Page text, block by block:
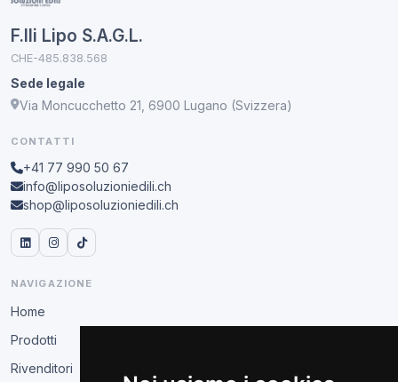
F.lli Lipo S.A.G.L.
CHE-485.838.568
Sede legale
Via Moncucchetto 21, 6900 Lugano (Svizzera)
CONTATTI
+41 77 990 50 67
info@liposoluzioniedili.ch
shop@liposoluzioniedili.ch
NAVIGAZIONE
Home
Prodotti
Rivenditori